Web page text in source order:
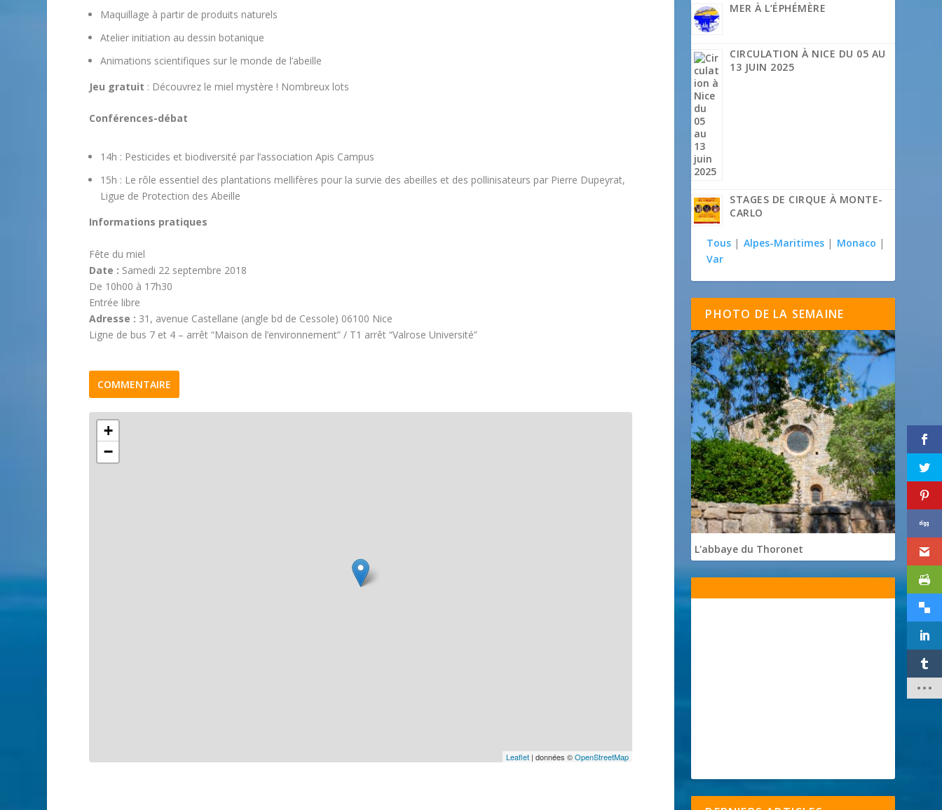
Maquillage à partir de produits naturels
Atelier initiation au dessin botanique
Animations scientifiques sur le monde de l’abeille
Jeu gratuit : Découvrez le miel mystère ! Nombreux lots
Conférences-débat
14h : Pesticides et biodiversité par l’association Apis Campus
15h : Le rôle essentiel des plantations mellifères pour la survie des abeilles et des pollinisateurs par Pierre Dupeyrat,
Ligue de Protection des Abeille
Informations pratiques
Fête du miel
Date : Samedi 22 septembre 2018
De 10h00 à 17h30
Entrée libre
Adresse : 31, avenue Castellane (angle bd de Cessole) 06100 Nice
Ligne de bus 7 et 4 – arrêt “Maison de l’environnement” / T1 arrêt “Valrose Université”
COMMENTAIRE
+
−
Leaflet | données ©OpenStreetMap
MER À L’ÉPHÉMÈRE
CIRCULATION À NICE DU 05 AU
13 JUIN 2025
STAGES DE CIRQUE À MONTE-
CARLO
Tous | Alpes-Maritimes | Monaco |
Var
PHOTO DE LA SEMAINE
L'abbaye du Thoronet